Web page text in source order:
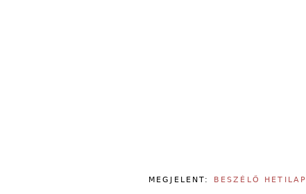
MEGJELENT: BESZÉLŐ HETILAP